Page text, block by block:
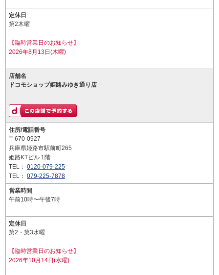
定休日
第2木曜
【臨時営業日のお知らせ】
2026年8月13日(木曜)
店舗名
ドコモショップ姫路みゆき通り店
住所/電話番号
〒670-0927
兵庫県姫路市駅前町265
姫路KTビル 1階
TEL： 0120-079-225
TEL： 079-225-7878
営業時間
午前10時〜午後7時
定休日
第2・第3水曜
【臨時営業日のお知らせ】
2026年10月14日(水曜)